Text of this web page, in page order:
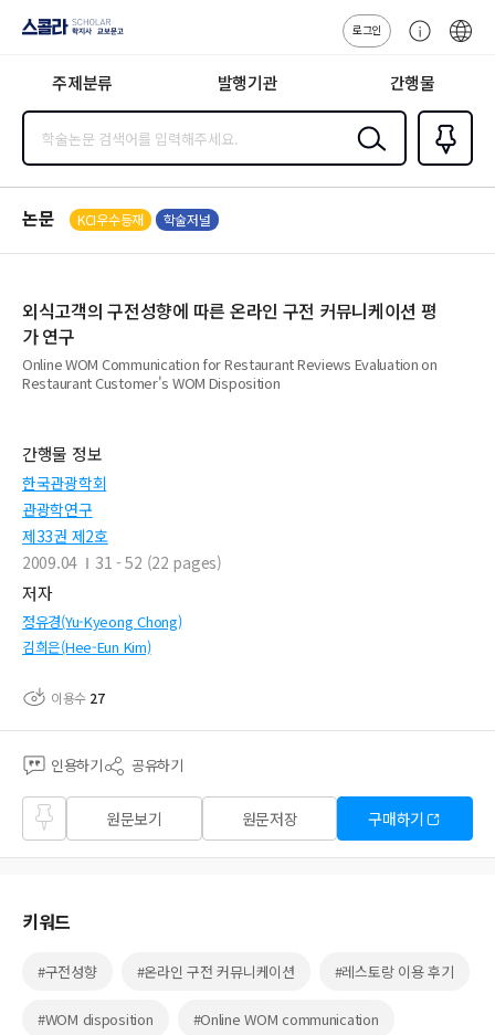
지사·교보문고
로그인
센
주제분류 발행기관 간행물
검색
즐겨찾
기0
논문 KCI우수등재 학술저널
외식고객의 구전성향에 따른 온라인 구전 커뮤니케이션 평
가 연구
Online WOM Communication for Restaurant Reviews Evaluation on
Restaurant Customer's WOM Disposition
간행물 정보
한국관광학회
관광학연구
제33권 제2호
2009.04
31 - 52 (22 pages)
저자
정유경(Yu-Kyeong Chong)
김희은(Hee-Eun Kim)
이용수 27
인용하기 공유하기
즐겨
찾기
원문보기 원문저장 구매하기
키워드
#구전성향 #온라인 구전 커뮤니케이션 #레스토랑 이용 후기
#WOM disposition #Online WOM communication